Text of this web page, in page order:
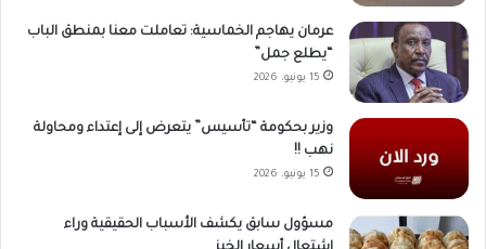
عرمان يهاجم الخماسية: تعاملت معنا بمنطق الباب
“يطلع جمل”
15 يونيو، 2026
وزير بحكومة “تأسيس” يتعرض إلى إعتداء ومحاولة
نهب !!
15 يونيو، 2026
مسؤول سابق يكشف الأسباب الحقيقية وراء